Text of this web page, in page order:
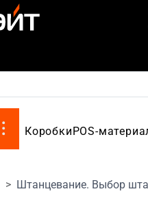
КоробкиPOS-
Штанцевание. Выбор